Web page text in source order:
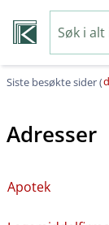
Siste besøkte sider (
Adresser
Apotek